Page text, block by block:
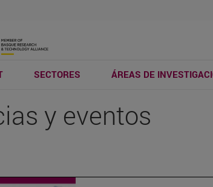
SECTORES ÁREAS DE
y eventos